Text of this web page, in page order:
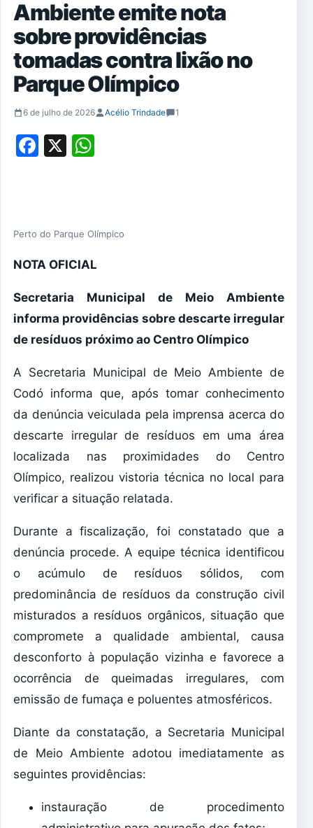
Ambiente emite nota
sobre providências
tomadas contra lixão no
Parque Olímpico
6 de julho de 2026 Acélio Trindade 1
Facebook
X
Perto do Parque Olímpico
NOTA OFICIAL
Secretaria Municipal de Meio Ambiente
informa providências sobre descarte irregular
de resíduos próximo ao Centro Olímpico
​A Secretaria Municipal de Meio Ambiente de
Codó informa que, após tomar conhecimento
da denúncia veiculada pela imprensa acerca do
descarte irregular de resíduos em uma área
localizada nas proximidades do Centro
Olímpico, realizou vistoria técnica no local para
verificar a situação relatada.
​Durante a fiscalização, foi constatado que a
denúncia procede. A equipe técnica identificou
o acúmulo de resíduos sólidos, com
predominância de resíduos da construção civil
misturados a resíduos orgânicos, situação que
compromete a qualidade ambiental, causa
desconforto à população vizinha e favorece a
ocorrência de queimadas irregulares, com
emissão de fumaça e poluentes atmosféricos.
​Diante da constatação, a Secretaria Municipal
de Meio Ambiente adotou imediatamente as
seguintes providências:
​instauração de procedimento